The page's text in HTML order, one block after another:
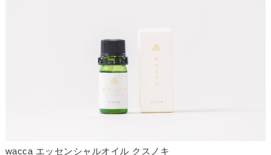
wacca エッセンシャルオイル クスノキ